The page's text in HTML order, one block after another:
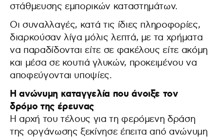
στάθμευσης εμπορικών καταστημάτων.
Οι συναλλαγές, κατά τις ίδιες πληροφορίες,
διαρκούσαν λίγα μόλις λεπτά, με τα χρήματα
να παραδίδονται είτε σε φακέλους είτε ακόμη
και μέσα σε κουτιά γλυκών, προκειμένου να
αποφεύγονται υποψίες.
Η ανώνυμη καταγγελία που άνοιξε τον
δρόμο της έρευνας
Η αρχή του τέλους για τη φερόμενη δράση
της οργάνωσης ξεκίνησε έπειτα από ανώνυμη